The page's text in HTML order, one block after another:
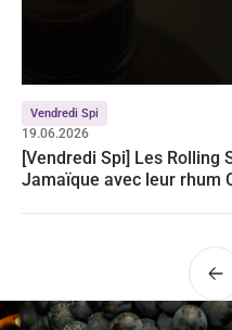
Vendredi Spi
19.06.2026
[Vendredi Spi] Les Rolling
Jamaïque avec leur rhum